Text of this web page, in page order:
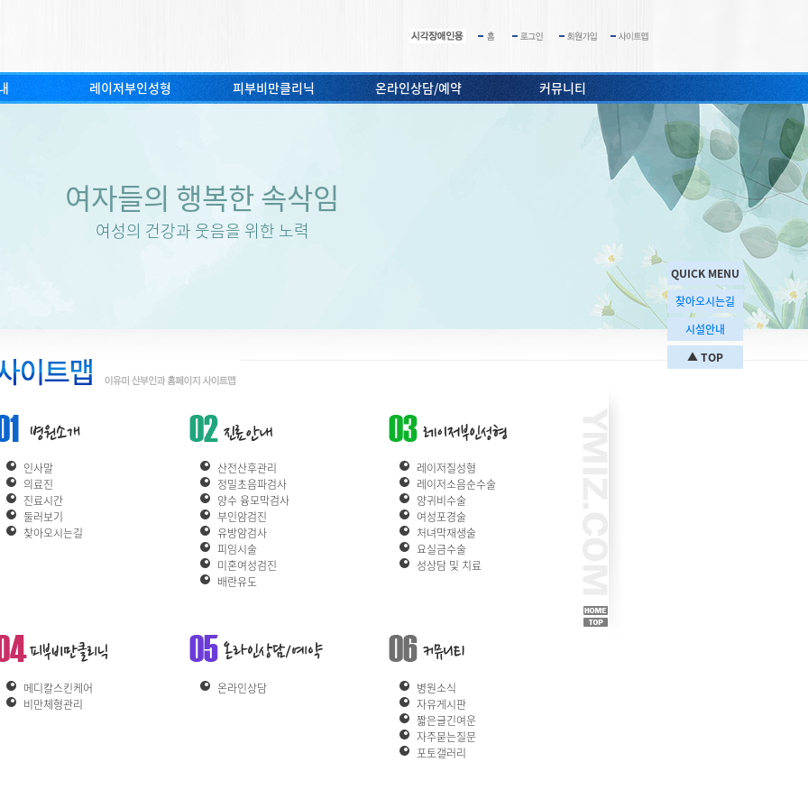
QUICK MENU
찾아오시는길
시설안내
▲TOP
레이저부인성형 피부비만클리닉 온라인상담/예약 커뮤니티
여자들의 행복한 속삭임
여성의 건강과 웃음을 위한 노력
인사말
의료진
진료시간
둘러보기
찾아오시는길
산전산후관리
정밀초음파검사
양수 융모막검사
부인암검진
유방암검사
피임시술
미혼여성검진
배란유도
레이저질성형
레이저소음순수술
양귀비수술
여성포경술
처녀막재생술
요실금수술
성상담 및 치료
메디칼스킨케어
비만체형관리
온라인상담
병원소식
자유게시판
짧은글긴여운
자주묻는질문
포토갤러리